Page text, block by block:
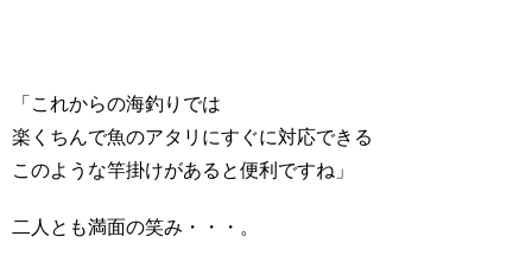
「これからの海釣りでは
楽くちんで魚のアタリにすぐに対応できる
このような竿掛けがあると便利ですね」
二人とも満面の笑み・・・。